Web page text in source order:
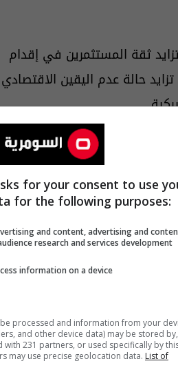
ثقة المستثمرين في إقدام
حالة عدم اليقين الاقتصادي
الخاصة
for your consent to use
for the following purposes:
and content, advertising and
research and services development
information on a device
processed and information from your
and other device data) may be stored by,
with 231 partners, or used specifically by
may use precise geolocation data. List of